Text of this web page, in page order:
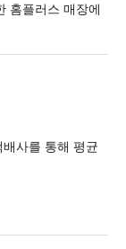
홈플러스 매장에
사를 통해 평균